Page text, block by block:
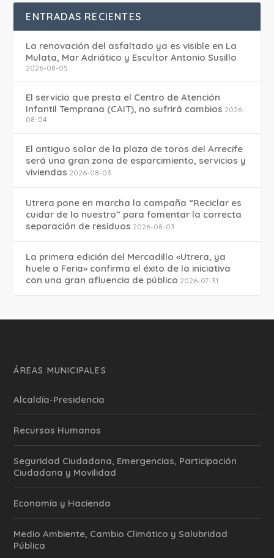
ENTRADAS RECIENTES
La renovación del asfaltado ya es visible en La
Mulata, Mar Adriático y Escultor Antonio Susillo
2026-08-05
El servicio que presta el Centro de Atención
Infantil Temprana (CAIT), no sufrirá cambios 2026-
08-04
El antiguo solar de la plaza de toros del Arrecife
será una gran zona de esparcimiento, servicios y
viviendas 2026-08-03
Utrera pone en marcha la campaña “Reciclar es
cuidar de lo nuestro” para fomentar la correcta
separación de residuos 2026-08-03
La primera edición del Mercadillo «Utrera, ya
huele a Feria» confirma el éxito de la iniciativa
con una gran afluencia de público 2026-07-31
ÁREAS MUNICIPALES
Alcaldía-Presidencia
Recursos Humanos
Seguridad Ciudadana, Emergencias, Participación
Ciudadana y Movilidad
Economía y Hacienda
Medio Ambiente, Cambio Climático y Salubridad
Pública